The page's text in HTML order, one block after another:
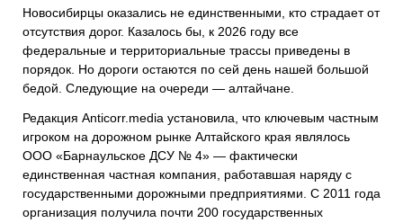
Новосибирцы оказались не единственными, кто страдает от
отсутствия дорог. Казалось бы, к 2026 году все
федеральные и территориальные трассы приведены в
порядок. Но дороги остаются по сей день нашей большой
бедой. Следующие на очереди — алтайчане.
Редакция Anticorr.media установила, что ключевым частным
игроком на дорожном рынке Алтайского края являлось
ООО «Барнаульское ДСУ № 4» — фактически
единственная частная компания, работавшая наряду с
государственными дорожными предприятиями. С 2011 года
организация получила почти 200 государственных